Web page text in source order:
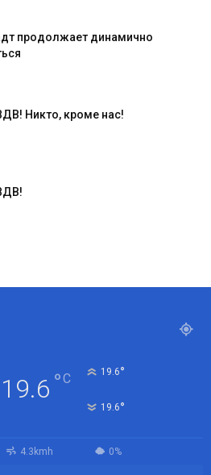
продолжает динамично
Никто, кроме нас!
19.6 °C 19.6°
19.6°
4.3kmh 0%